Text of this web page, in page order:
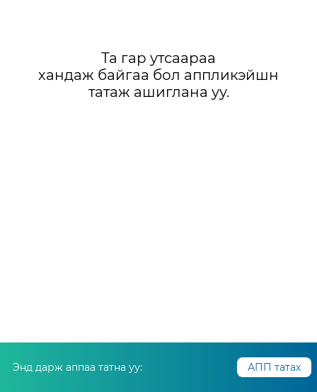
Та гар утсаараа
хандаж байгаа бол аппликэйшн
татаж ашиглана уу.
Энд дарж аппаа татна уу: АПП татах